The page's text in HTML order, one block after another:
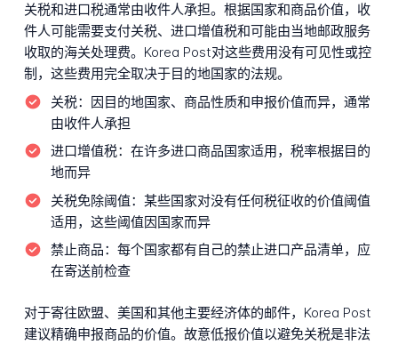
关税和进口税通常由收件人承担。根据国家和商品价值，收
件人可能需要支付关税、进口增值税和可能由当地邮政服务
收取的海关处理费。Korea Post对这些费用没有可见性或控
制，这些费用完全取决于目的地国家的法规。
关税： 因目的地国家、商品性质和申报价值而异，通常
由收件人承担
进口增值税： 在许多进口商品国家适用，税率根据目的
地而异
关税免除阈值： 某些国家对没有任何税征收的价值阈值
适用，这些阈值因国家而异
禁止商品： 每个国家都有自己的禁止进口产品清单，应
在寄送前检查
对于寄往欧盟、美国和其他主要经济体的邮件，Korea Post
建议精确申报商品的价值。故意低报价值以避免关税是非法